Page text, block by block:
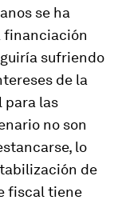
se ha
financiación
sufriendo
de la
para las
no son
lo
de
fiscal tiene